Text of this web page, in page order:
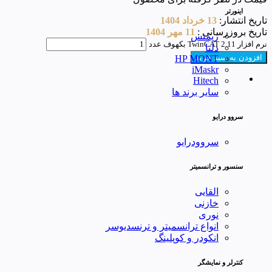
اینورتر
زیمنس
دلتا
HP MONT
iMaskr
Hitech
سایر برند ها
سروو درایو
سروودرایو
سنسور و ترانسمیتر
القایی
خازنی
نوری
انواع ترانسمیتر و ترنسدیوسر
انکودر و کوپلینگ
کنترلر و نمایشگر
تاریخ انتشار: 13 خرداد 1404
تاریخ بروزرسانی : 11 مهر 1404
نرم افزار TwinCAT 2.11 بکهوف عدد
افزودن به سبد خرید